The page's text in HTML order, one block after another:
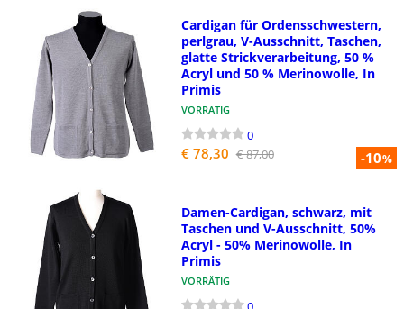
-10%
Cardigan für Ordensschwestern,
perlgrau, V-Ausschnitt, Taschen,
glatte Strickverarbeitung, 50 %
Acryl und 50 % Merinowolle, In
Primis
VORRÄTIG
0
€ 78,30 € 87,00
Damen-Cardigan, schwarz, mit
Taschen und V-Ausschnitt, 50%
Acryl - 50% Merinowolle, In
Primis
VORRÄTIG